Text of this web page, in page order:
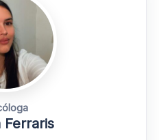
Ferraris